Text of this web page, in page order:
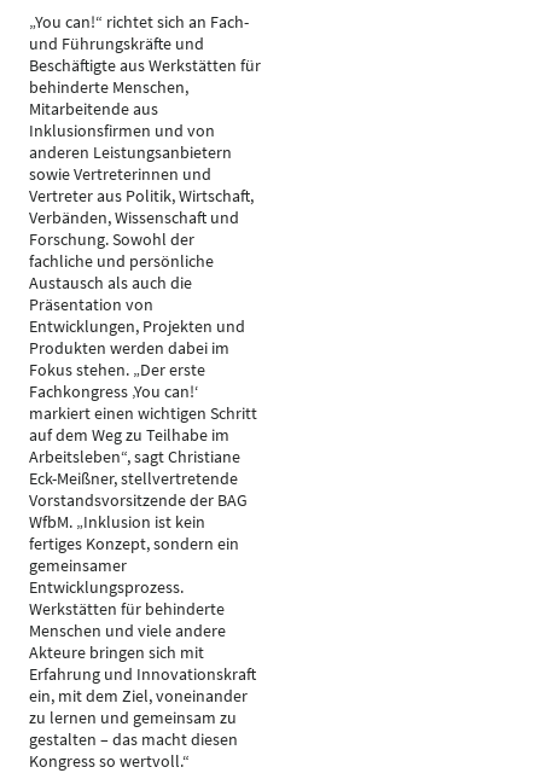
„You can!“ richtet sich an Fach-
und Führungskräfte und
Beschäftigte aus Werkstätten für
behinderte Menschen,
Mitarbeitende aus
Inklusionsfirmen und von
anderen Leistungsanbietern
sowie Vertreterinnen und
Vertreter aus Politik, Wirtschaft,
Verbänden, Wissenschaft und
Forschung. Sowohl der
fachliche und persönliche
Austausch als auch die
Präsentation von
Entwicklungen, Projekten und
Produkten werden dabei im
Fokus stehen. „Der erste
Fachkongress ‚You can!‘
markiert einen wichtigen Schritt
auf dem Weg zu Teilhabe im
Arbeitsleben“, sagt Christiane
Eck-Meißner, stellvertretende
Vorstandsvorsitzende der BAG
WfbM. „Inklusion ist kein
fertiges Konzept, sondern ein
gemeinsamer
Entwicklungsprozess.
Werkstätten für behinderte
Menschen und viele andere
Akteure bringen sich mit
Erfahrung und Innovationskraft
ein, mit dem Ziel, voneinander
zu lernen und gemeinsam zu
gestalten – das macht diesen
Kongress so wertvoll.“